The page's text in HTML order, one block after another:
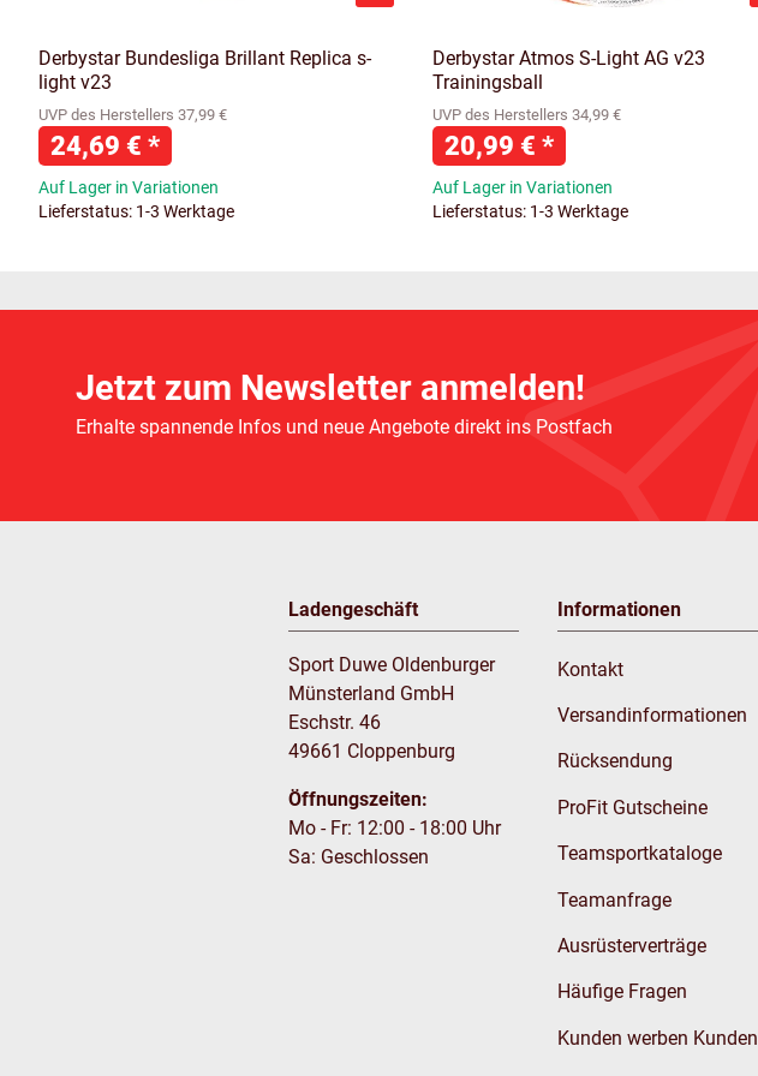
Derbystar Bundesliga Brillant Replica s-
light v23
UVP des Herstellers 37,99 €
24,69 € *
Auf Lager in Variationen
Lieferstatus: 1-3 Werktage
Derbystar Atmos S-Light AG v23
Trainingsball
UVP des Herstellers 34,99 €
20,99 € *
Auf Lager in Variationen
Lieferstatus: 1-3 Werktage
Jetzt zum Newsletter anmelden!
Erhalte spannende Infos und neue Angebote direkt ins Postfach
Ladengeschäft
Sport Duwe Oldenburger
Münsterland GmbH
Eschstr. 46
49661 Cloppenburg
Öffnungszeiten:
Mo - Fr: 12:00 - 18:00 Uhr
Sa: Geschlossen
Informationen
Kontakt
Versandinformationen
Rücksendung
ProFit Gutscheine
Teamsportkataloge
Teamanfrage
Ausrüsterverträge
Häufige Fragen
Kunden werben Kunden